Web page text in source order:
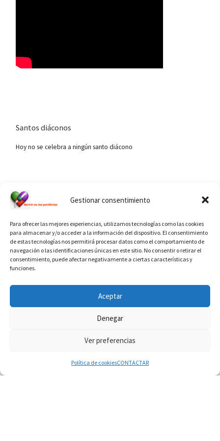
Gestionar consentimiento
Para ofrecer las mejores experiencias, utilizamos tecnologías como las cookies
para almacenar y/o acceder a la información del dispositivo. El consentimiento
de estas tecnologías nos permitirá procesar datos como el comportamiento de
navegación o las identificaciones únicas en este sitio. No consentir o retirar el
consentimiento, puede afectar negativamente a ciertas características y
funciones.
Aceptar
Denegar
Ver preferencias
Política de cookiesCONTACTAR
Santos diáconos
Hoy no se celebra a ningún santo diácono
Diaconado permanente– Todos los derechos reservados
WP